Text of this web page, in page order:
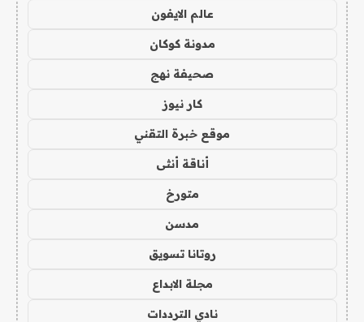
عالم الايفون
مدونة كوكان
صحيفة نهج
كار نيوز
موقع خبرة التقني
أناقة أنثى
متورخ
مدسن
روتانا تسويق
مجلة الابداع
نادي الترددات